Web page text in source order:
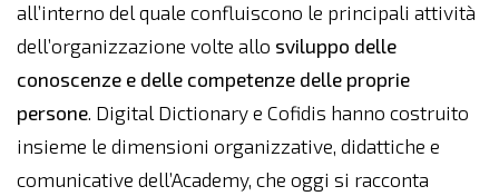
all’interno del quale confluiscono le principali attività
dell’organizzazione volte allo sviluppo delle
conoscenze e delle competenze delle proprie
persone. Digital Dictionary e Cofidis hanno costruito
insieme le dimensioni organizzative, didattiche e
comunicative dell’Academy, che oggi si racconta